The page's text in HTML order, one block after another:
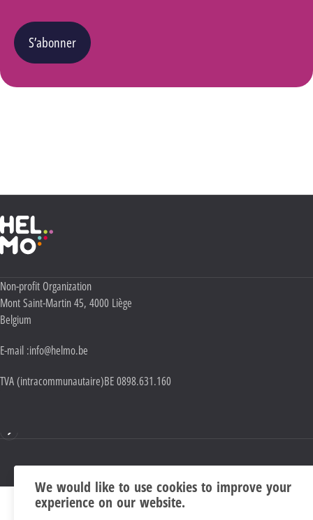
S’abonner
Haute École Libre Mosane
Adresse :
Non-profit Organization
Mont Saint-Martin 45, 4000 Liège
Belgium
E-mail :info@helmo.be
TVA (intracommunautaire)BE 0898.631.160
We would like to use cookies to improve your
experience on our website.